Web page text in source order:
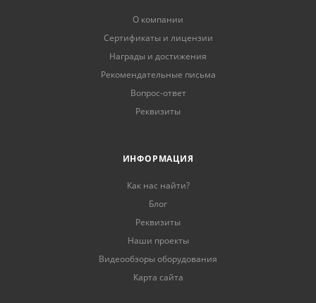
О компании
Сертификаты и лицензии
Награды и достижения
Рекомендательные письма
Вопрос-ответ
Реквизиты
ИНФОРМАЦИЯ
Как нас найти?
Блог
Реквизиты
Наши проекты
Видеообзоры оборудования
Карта сайта